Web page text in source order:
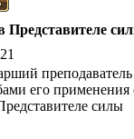
Представителе
его
силы